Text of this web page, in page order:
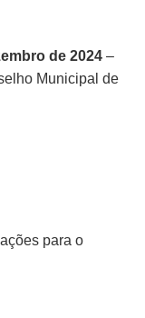
de 2024 –
Municipal de
para o